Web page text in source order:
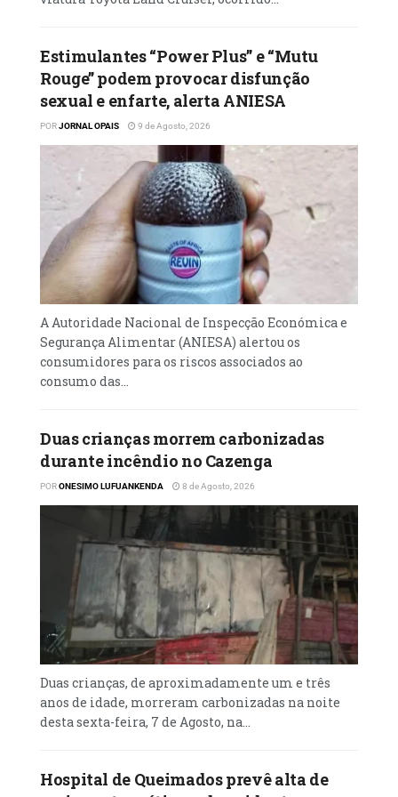
Estimulantes “Power Plus” e “Mutu
Rouge” podem provocar disfunção
sexual e enfarte, alerta ANIESA
PORJORNAL OPAIS 9 de Agosto, 2026
A Autoridade Nacional de Inspecção Económica e
Segurança Alimentar (ANIESA) alertou os
consumidores para os riscos associados ao
consumo das...
Duas crianças morrem carbonizadas
durante incêndio no Cazenga
PORONESIMO LUFUANKENDA 8 de Agosto, 2026
Duas crianças, de aproximadamente um e três
anos de idade, morreram carbonizadas na noite
desta sexta-feira, 7 de Agosto, na...
Hospital de Queimados prevê alta de